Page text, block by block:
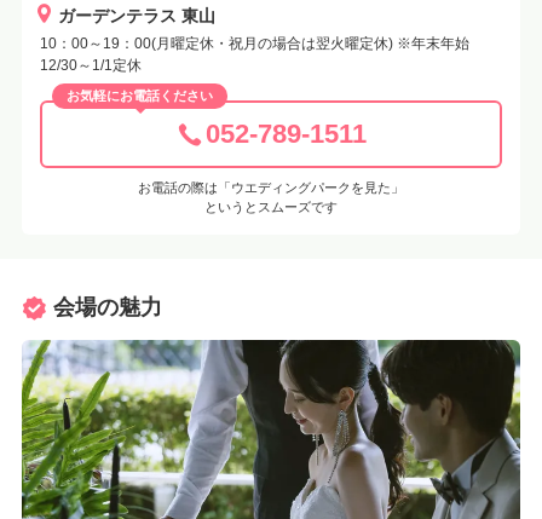
ガーデンテラス 東山
10：00～19：00(月曜定休・祝月の場合は翌火曜定休) ※年末年始
12/30～1/1定休
お気軽にお電話ください
052-789-1511
お電話の際は「ウエディングパークを見た」
というとスムーズです
会場の魅力